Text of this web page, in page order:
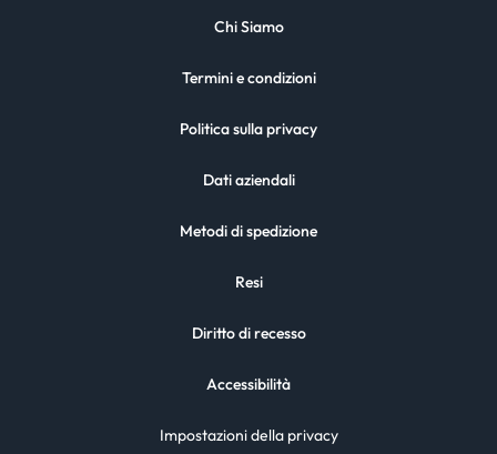
Chi Siamo
Termini e condizioni
Politica sulla privacy
Dati aziendali
Metodi di spedizione
Resi
Diritto di recesso
Accessibilità
Impostazioni della privacy